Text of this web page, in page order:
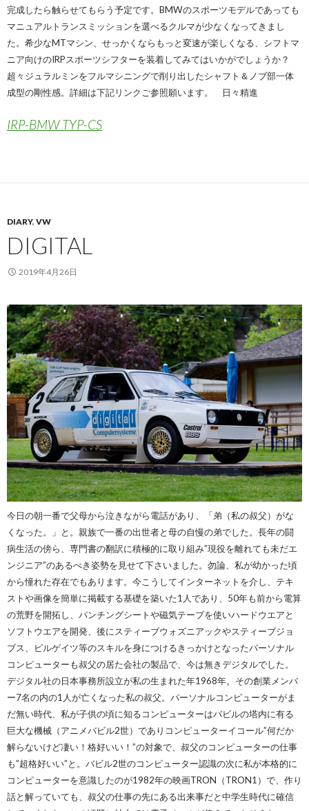
完成したら触らせてもらう予定です。BMWのスポーツモデルであっても
マニュアルトランスミッションを選べるクルマが少なくなってきまし
た。希少なMTマシン、せっかくならもっと変速が楽しくなる、シフトマ
ニア向けのIRPスポーツシフターを装着してみてはいかがでしょうか？
超々ジュラルミンをフルマシニングで削り出したシャフト＆ノブ部一体
成型の剛性感。詳細は下記リンクご参照願います。 日々精進
IRP-BMW TYP-CS
DIARY, VW
DIGITAL
2019年4月26日
今日の朝一番で父母から泣きながら電話があり、「弟（私の叔父）がな
くなった。」と。親族で一番の出世者と母の自慢の弟でした。長年の闘
病生活の傍ら、専門書の翻訳に積極的に取り組み”現役を離れても未だエ
ンジニア”のあるべき姿勢を見せて下さいました。勿論、私が幼かった頃
から憧れた存在でもあります。今こうしてインターネットを介し、テキ
ストや画像を簡単に掲載する基礎を築いた1人であり、50年も前から電算
の荒野を開拓し、パンチングシートや磁気テープを使いハードウエアと
ソフトウエアを開発、後にスティーブウォズニアックやスティーブジョ
ブス、ビルゲイツ等のスキルを身につけるきっかけとなったパーソナル
コンピューターも叔父の居た会社の製品で、今は無きデジタルでした。
デジタル社の日本事務所設立が私の生まれた年1968年。その創業メンバ
ー7名の内の1人が亡くなった私の叔父。パーソナルコンピューターがま
だ無い時代、私が子供の頃に知るコンピューターはバビルの塔内に有る
巨大な機械（アニメバビル2世）でありコンピューターイコール”何だか
解らないけど凄い！格好いい！”の対象で、叔父のコンピューターの仕事
も”超格好いい”と。バビル2世のコンピューター認識の次に私が本格的に
コンピューターを意識したのが1982年の映画TRON（TRON1）で、作り
話と解っていても、叔父の仕事の先にある出来事だと中学生時代に確信